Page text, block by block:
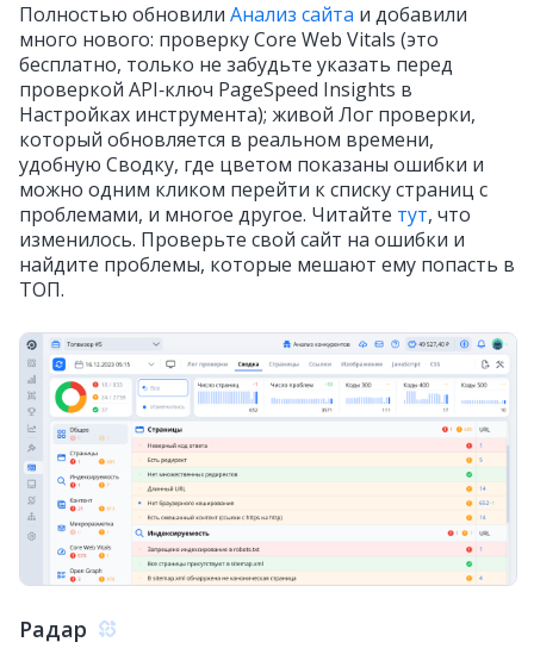
Полностью обновили Анализ сайта и добавили
много нового: проверку Core Web Vitals (это
бесплатно, только не забудьте указать перед
проверкой API‑ключ PageSpeed Insights в
Настройках инструмента); живой Лог проверки,
который обновляется в реальном времени,
удобную Сводку, где цветом показаны ошибки и
можно одним кликом перейти к списку страниц с
проблемами, и многое другое. Читайте тут, что
изменилось. Проверьте свой сайт на ошибки и
найдите проблемы, которые мешают ему попасть в
ТОП.
Радар